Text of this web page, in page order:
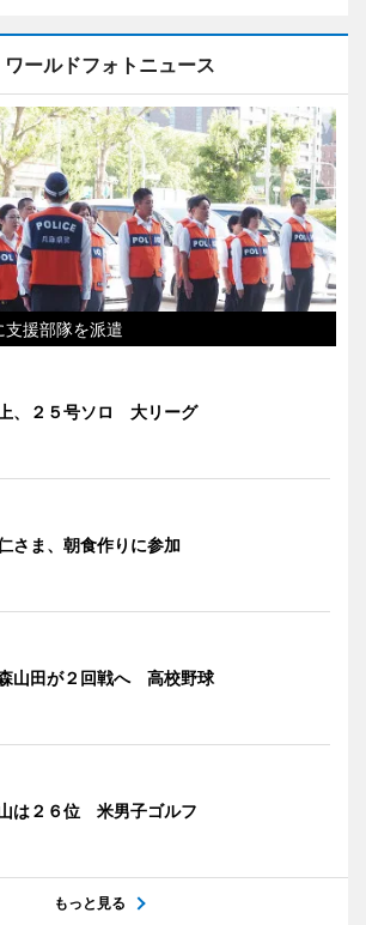
ワールドフォトニュース
援部隊を派遣
、２５号ソロ 大リーグ
さま、朝食作りに参加
山田が２回戦へ 高校野球
は２６位 米男子ゴルフ
もっと見る